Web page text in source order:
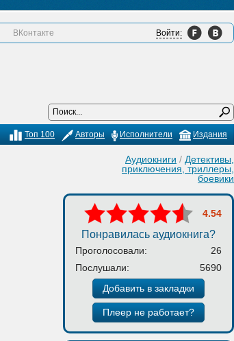
ВКонтакте Войти:
Издания
Исполнители
Авторы
Топ 100
Аудиокниги / Детективы,
приключения, триллеры,
боевики
4.54
Понравилась аудиокнига?
Проголосовали:
26
Послушали:
5690
Добавить в закладки
Плеер не работает?